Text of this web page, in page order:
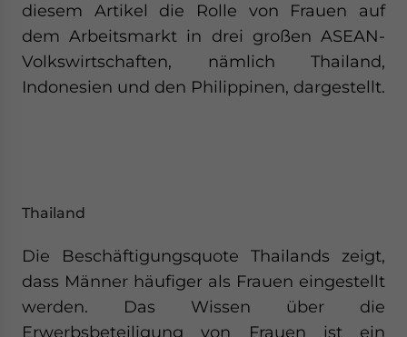
diesem Artikel die Rolle von Frauen auf
dem Arbeitsmarkt in drei großen ASEAN-
Volkswirtschaften, nämlich Thailand,
Indonesien und den Philippinen, dargestellt.
Thailand
Die Beschäftigungsquote Thailands zeigt,
dass Männer häufiger als Frauen eingestellt
werden. Das Wissen über die
Erwerbsbeteiligung von Frauen ist ein